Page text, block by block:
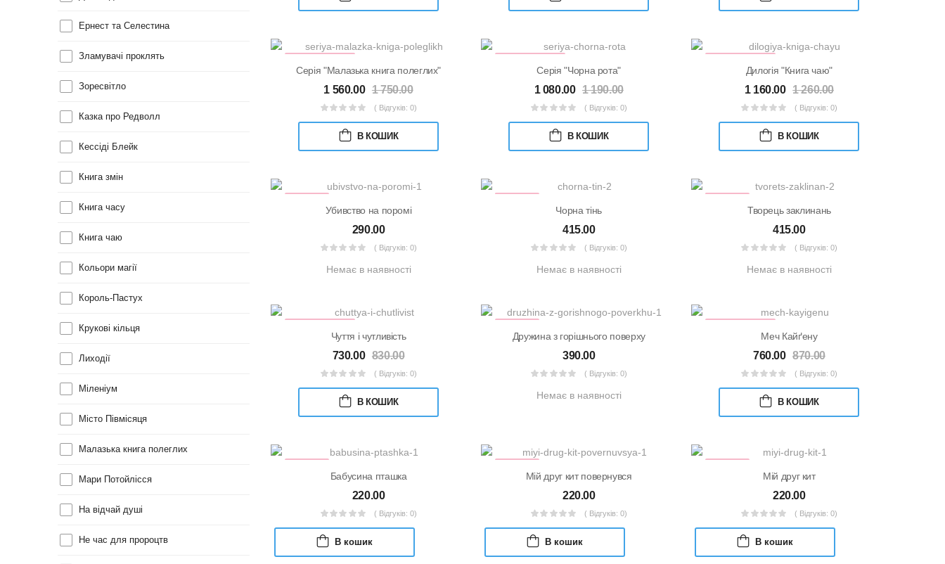
Ернест та Селестина
Зламувачі проклять
Зоресвітло
Казка про Редволл
Кессіді Блейк
Книга змін
Книга часу
Книга чаю
Кольори магії
Король-Пастух
Крукові кільця
Лиходії
Міленіум
Місто Півмісяця
Малазька книга полеглих
Мари Потойлісся
На відчай душі
Не час для пророцтв
НАБІР
Серія "Малазька книга полеглих"
1 560.00 1 750.00
( Відгуків: 0)
В КОШИК
НАБІРСерія "Чорна рота"
1 080.00 1 190.00
( Відгуків: 0)
В КОШИК
НАБІРДилогія "Книга чаю"
1 160.00 1 260.00
( Відгуків: 0)
В КОШИК
Убивство на поромі
290.00
( Відгуків: 0)
Немає в наявності
Чорна тінь
415.00
( Відгуків: 0)
Немає в наявності
Творець заклинань
415.00
( Відгуків: 0)
Немає в наявності
Чуття і чутливість
730.00 830.00
( Відгуків: 0)
В КОШИК
Дружина з горішнього поверху
390.00
( Відгуків: 0)
Немає в наявності
Меч Кайґену
760.00 870.00
( Відгуків: 0)
В КОШИК
Бабусина пташка
220.00
( Відгуків: 0)
В кошик
Мій друг кит повернувся
220.00
( Відгуків: 0)
В кошик
Мій друг кит
220.00
( Відгуків: 0)
В кошик